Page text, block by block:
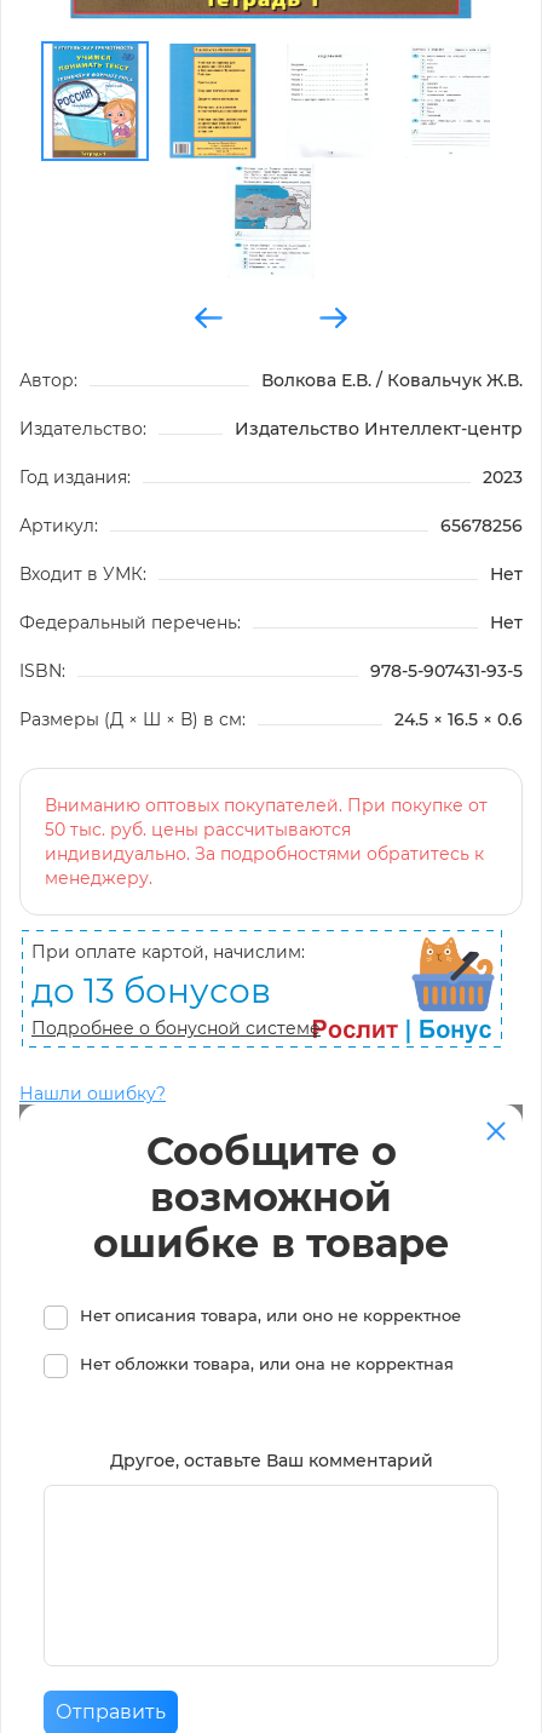
Автор: Волкова Е.В. / Ковальчук Ж.В.
Издательство: Издательство Интеллект-центр
Год издания: 2023
Артикул: 65678256
Входит в УМК: Нет
Федеральный перечень: Нет
ISBN: 978-5-907431-93-5
Размеры (Д × Ш × В) в см: 24.5 × 16.5 × 0.6
Вниманию оптовых покупателей. При покупке от
50 тыс. руб. цены рассчитываются
индивидуально. За подробностями обратитесь к
менеджеру.
При оплате картой, начислим:
до 13 бонусов
Подробнее о бонусной системе
Нашли ошибку?
Сообщите о
возможной
ошибке в товаре
Нет описания товара, или оно не корректное
Нет обложки товара, или она не корректная
Другое, оставьте Ваш комментарий
Отправить